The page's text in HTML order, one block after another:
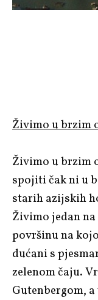
Živimo u brzim
Živimo u brzim
spojiti čak ni u
starih azijskih
Živimo jedan
površinu na
dućani s
zelenom čaju.
Gutenbergom,